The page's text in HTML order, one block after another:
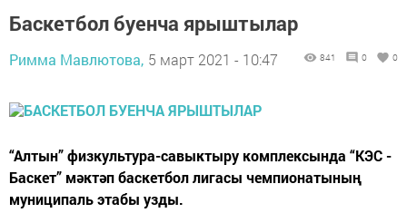
Баскетбол буенча ярыштылар
Римма Мавлютова, 5 март 2021 - 10:47 841 0 0
“Алтын” физкультура-савыктыру комплексында “КЭС -
Баскет” мәктәп баскетбол лигасы чемпионатының
муниципаль этабы узды.